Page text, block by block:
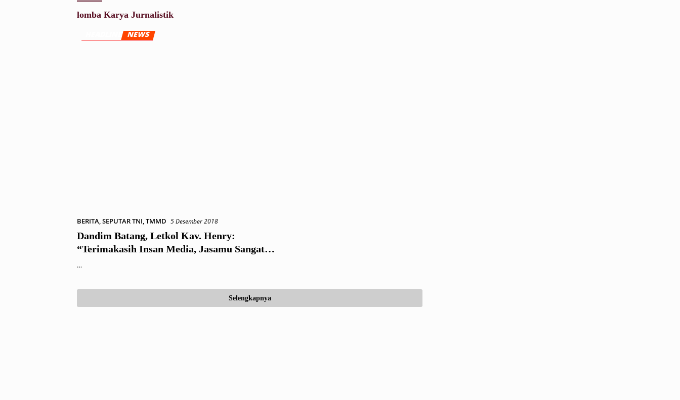
lomba Karya Jurnalistik
BERITA,SEPUTAR TNI,TMMD 5 Desember 2018
Dandim Batang, Letkol Kav. Henry:
“Terimakasih Insan Media, Jasamu Sangat
…
Selengkapnya